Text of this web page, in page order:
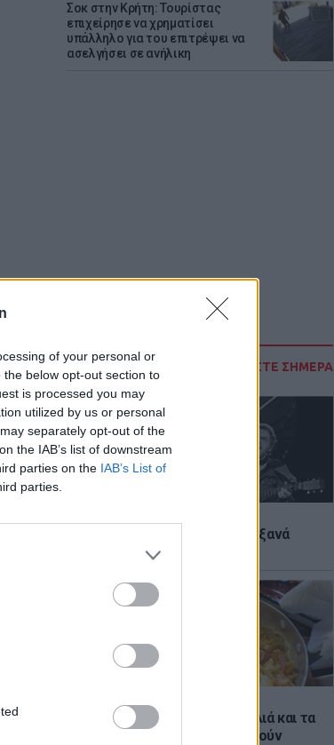
of your personal or
below opt-out section to
is processed you may
utilized by us or personal
separately opt-out of the
the IAB’s list of downstream
parties on the IAB’s List of
parties.
Σοκ στην Κρήτη: Τουρίστας
επιχείρησε να χρηματίσει
υπάλληλο για του επιτρέψει να
ασελγήσει σε ανήλικη
ΔΙΑΒΑΣΤΕ ΣΗΜΕΡΑ
5 one-hit wonders που έγιναν ξανά
διάσημοι από… ατύχημα
Ελληνικό γιαούρτι: Μία κουταλιά και τα
scrambled eggs θα απογειωθούν
αν